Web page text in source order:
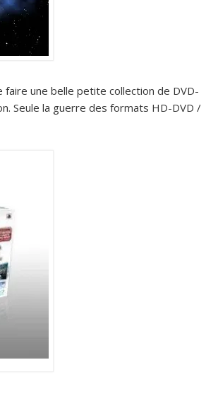
faire une belle petite collection de DVD-
Seule la guerre des formats HD-DVD /